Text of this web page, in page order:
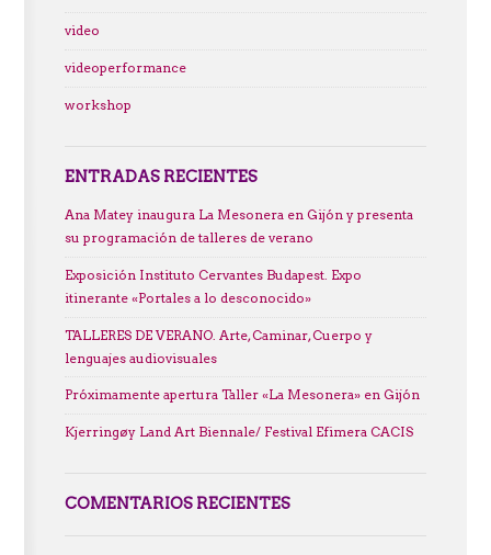
video
videoperformance
workshop
ENTRADAS RECIENTES
Ana Matey inaugura La Mesonera en Gijón y presenta
su programación de talleres de verano
Exposición Instituto Cervantes Budapest. Expo
itinerante «Portales a lo desconocido»
TALLERES DE VERANO. Arte, Caminar, Cuerpo y
lenguajes audiovisuales
Próximamente apertura Taller «La Mesonera» en Gijón
Kjerringøy Land Art Biennale/ Festival Efimera CACIS
COMENTARIOS RECIENTES